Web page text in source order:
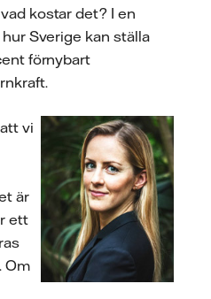
kostar det? I en
Sverige kan ställa
förnybart
vi
är
ett
Om